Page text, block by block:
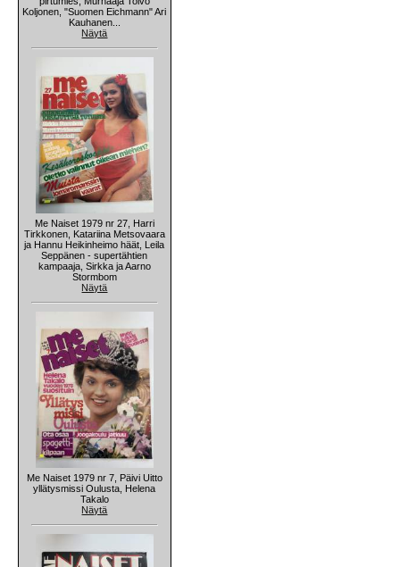
Koljonen, "Suomen Eichmann" Ari
Kauhanen...
Näytä
Me Naiset 1979 nr 27, Harri
Tirkkonen, Katariina Metsovaara
ja Hannu Heikinheimo häät, Leila
Seppänen - supertähtien
kampaaja, Sirkka ja Aarno
Stormbom
Näytä
Me Naiset 1979 nr 7, Päivi Uitto
yllätysmissi Oulusta, Helena
Takalo
Näytä